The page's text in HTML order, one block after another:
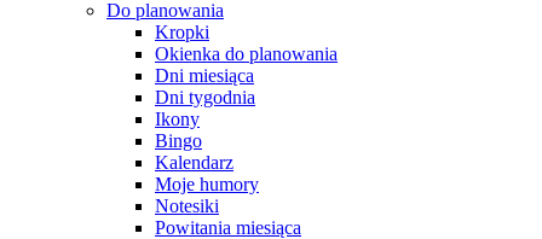
Do planowania
Kropki
Okienka do planowania
Dni miesiąca
Dni tygodnia
Ikony
Bingo
Kalendarz
Moje humory
Notesiki
Powitania miesiąca